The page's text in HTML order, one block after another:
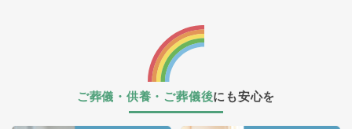
ご葬儀・供養・ご葬儀後にも安心を